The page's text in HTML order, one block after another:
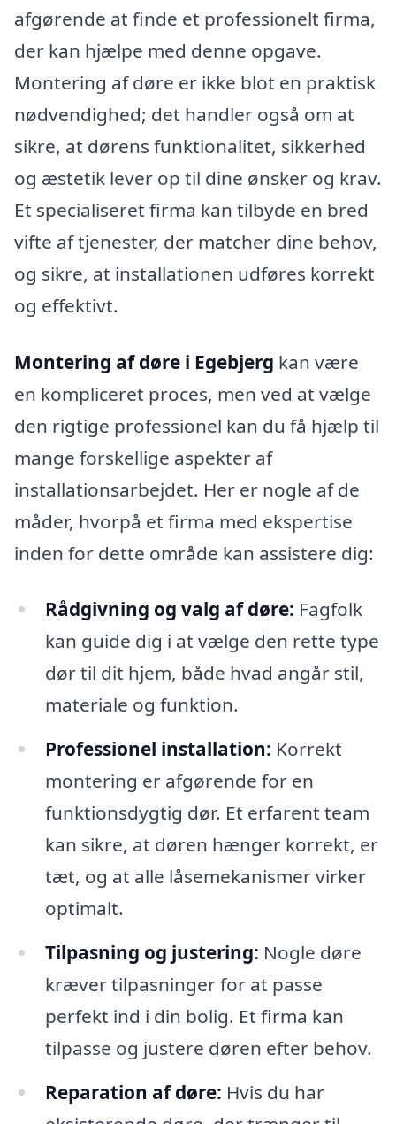
afgørende at finde et professionelt firma,
der kan hjælpe med denne opgave.
Montering af døre er ikke blot en praktisk
nødvendighed; det handler også om at
sikre, at dørens funktionalitet, sikkerhed
og æstetik lever op til dine ønsker og krav.
Et specialiseret firma kan tilbyde en bred
vifte af tjenester, der matcher dine behov,
og sikre, at installationen udføres korrekt
og effektivt.
Montering af døre i Egebjerg kan være
en kompliceret proces, men ved at vælge
den rigtige professionel kan du få hjælp til
mange forskellige aspekter af
installationsarbejdet. Her er nogle af de
måder, hvorpå et firma med ekspertise
inden for dette område kan assistere dig:
Rådgivning og valg af døre: Fagfolk
kan guide dig i at vælge den rette type
dør til dit hjem, både hvad angår stil,
materiale og funktion.
Professionel installation: Korrekt
montering er afgørende for en
funktionsdygtig dør. Et erfarent team
kan sikre, at døren hænger korrekt, er
tæt, og at alle låsemekanismer virker
optimalt.
Tilpasning og justering: Nogle døre
kræver tilpasninger for at passe
perfekt ind i din bolig. Et firma kan
tilpasse og justere døren efter behov.
Reparation af døre: Hvis du har